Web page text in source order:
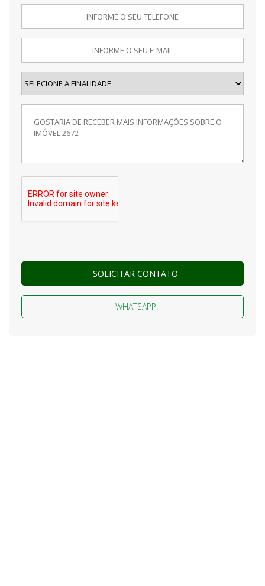
SOLICITAR CONTATO
WHATSAPP